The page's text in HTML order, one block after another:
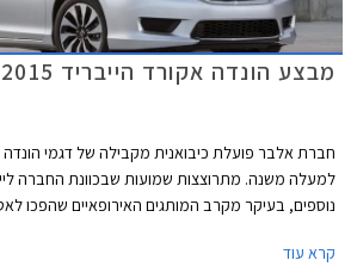
מבצע הונדה אקורד הייבריד 2015 באלבר
חברת אלבר פועלת כיבואנית מקבילה של דגמי
למעלה משנה. מתרוצצות שמועות שבכוונת החברה
נוספים, בעיקר מקרב המותגים האירופאיים שהפכו
קרא עוד